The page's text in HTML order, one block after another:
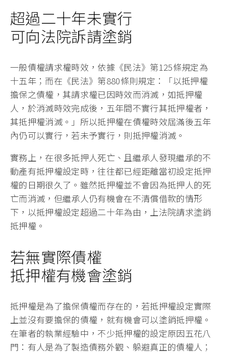
超過二十年未實行
可向法院訴請塗銷
一般債權請求權時效，依據《民法》第125條規定為
十五年；而在《民法》第880條則規定：「以抵押權
擔保之債權，其請求權已因時效而消滅，如抵押權
人，於消滅時效完成後，五年間不實行其抵押權者，
其抵押權消滅。」所以抵押權在債權時效屆滿後五年
內仍可以實行，若未予實行，則抵押權消滅。
實務上，在很多抵押人死亡、且繼承人發現繼承的不
動產有抵押權設定時，往往都已經距離當初設定抵押
權的日期很久了。雖然抵押權並不會因為抵押人的死
亡而消滅，但繼承人仍有機會在不清償借款的情形
下，以抵押權設定超過二十年為由，上法院請求塗銷
抵押權。
若無實際債權
抵押權有機會塗銷
抵押權是為了擔保債權而存在的，若抵押權設定實際
上並沒有要擔保的債權，就有機會可以塗銷抵押權。
在筆者的執業經驗中，不少抵押權的設定原因五花八
門：有人是為了製造債務外觀、躲避真正的債權人；